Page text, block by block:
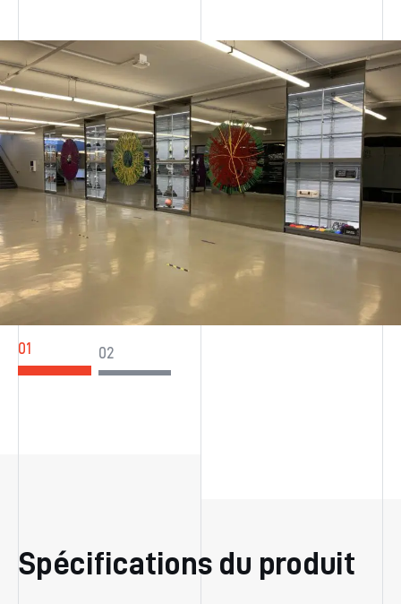
Spécifications du produit